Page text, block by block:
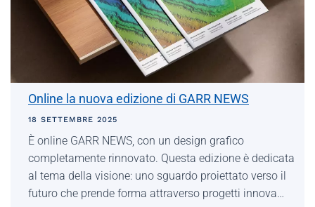
Online la nuova edizione di GARR NEWS
18 SETTEMBRE 2025
È online GARR NEWS, con un design grafico
completamente rinnovato. Questa edizione è dedicata
al tema della visione: uno sguardo proiettato verso il
futuro che prende forma attraverso progetti innova…